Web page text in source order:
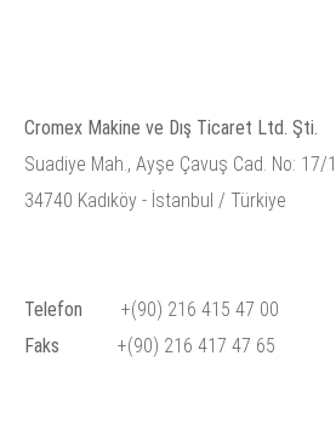
Cromex Makine ve Dış Ticaret Ltd. Şti.
Suadiye Mah., Ayşe Çavuş Cad. No: 17/1
34740 Kadıköy - İstanbul / Türkiye
Telefon
+(90) 216 415 47 00
Faks
+(90) 216 417 47 65